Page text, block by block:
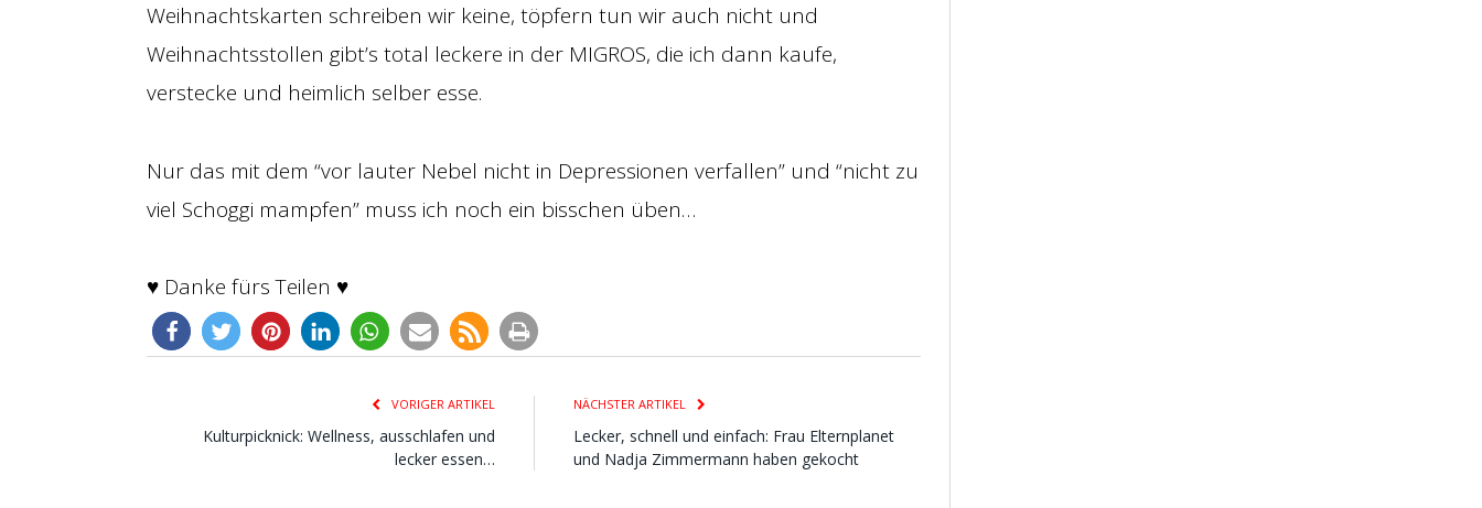
Weihnachtskarten schreiben wir keine, töpfern tun wir auch nicht und
Weihnachtsstollen gibt’s total leckere in der MIGROS, die ich dann kaufe,
verstecke und heimlich selber esse.
Nur das mit dem “vor lauter Nebel nicht in Depressionen verfallen” und “nicht zu
viel Schoggi mampfen” muss ich noch ein bisschen üben…
♥ Danke fürs Teilen ♥
VORIGER ARTIKEL
Kulturpicknick: Wellness, ausschlafen und
lecker essen…
NÄCHSTER ARTIKEL
Lecker, schnell und einfach: Frau Elternplanet
und Nadja Zimmermann haben gekocht